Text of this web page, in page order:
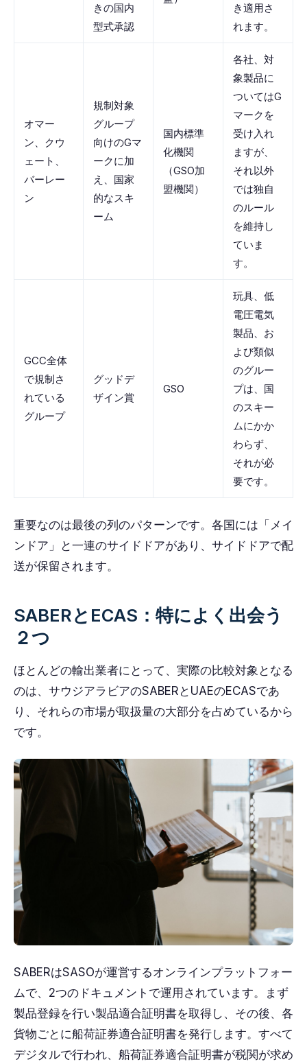
きの国内
型式承認
き適用さ
れます。
オマー
ン、クウ
ェート、
バーレー
ン
規制対象
グループ
向けのGマ
ークに加
え、国家
的なスキ
ーム
国内標準
化機関
（GSO加
盟機関）
各社、対
象製品に
ついてはG
マークを
受け入れ
ますが、
それ以外
では独自
のルール
を維持し
ていま
す。
GCC全体
で規制さ
れている
グループ
グッドデ
ザイン賞
GSO
玩具、低
電圧電気
製品、お
よび類似
のグルー
プは、国
のスキー
ムにかか
わらず、
それが必
要です。
重要なのは最後の列のパターンです。各国には「メイ
ンドア」と一連のサイドドアがあり、サイドドアで配
送が保留されます。
SABERとECAS：特によく出会う
２つ
ほとんどの輸出業者にとって、実際の比較対象となる
のは、サウジアラビアのSABERとUAEのECASであ
り、それらの市場が取扱量の大部分を占めているから
です。
SABERはSASOが運営するオンラインプラットフォー
ムで、2つのドキュメントで運用されています。まず
製品登録を行い製品適合証明書を取得し、その後、各
貨物ごとに船荷証券適合証明書を発行します。すべて
デジタルで行われ、船荷証券適合証明書が税関が求め